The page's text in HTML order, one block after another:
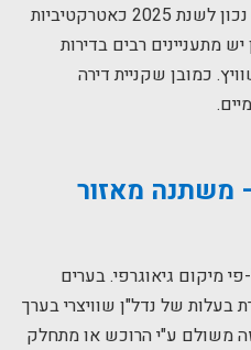
השקעות נדל"ן בשוויץ נחשבות נכון לשנת 2025 כאטרקטיביות
מתעניינים רבים בדירות
כמובן שקניית דירה
– משתנה מאזור
מיקום גיאוגרפי. בערים
של נדל"ן שוויצרי בערך
מס זה משולם ע"י הרוכש או מתחלק